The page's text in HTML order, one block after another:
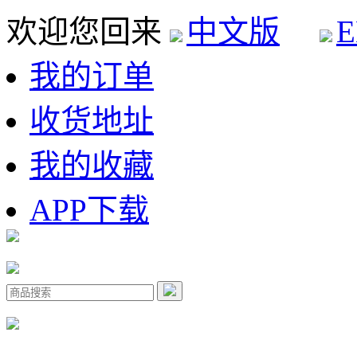
欢迎您回来 中文版
我的订单
收货地址
我的收藏
APP下载